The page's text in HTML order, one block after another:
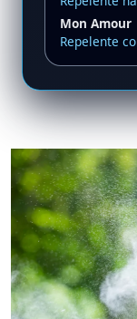
Mon Amour
Repelente